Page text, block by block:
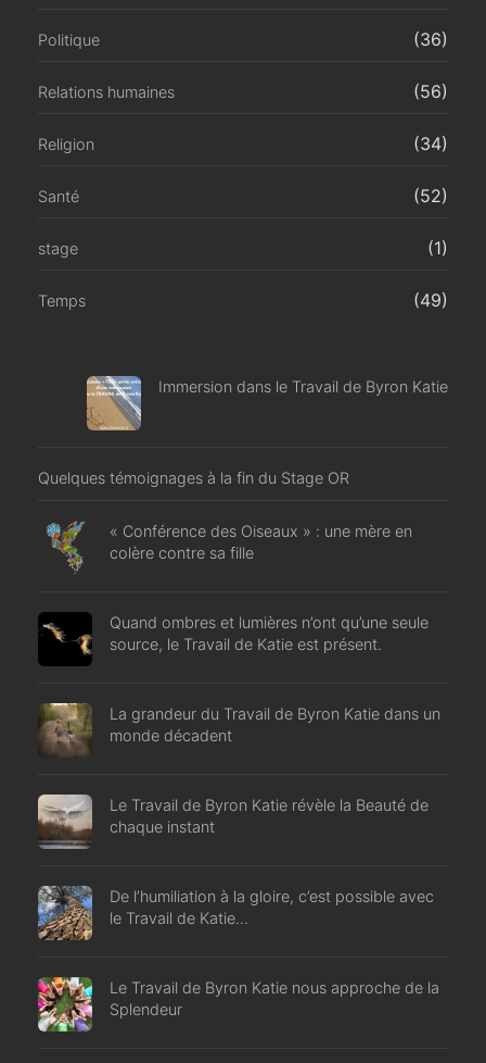
Politique (36)
Relations humaines (56)
Religion (34)
Santé (52)
stage (1)
Temps (49)
Immersion dans le Travail de Byron Katie
Quelques témoignages à la fin du Stage OR
« Conférence des Oiseaux » : une mère en
colère contre sa fille
Quand ombres et lumières n’ont qu’une seule
source, le Travail de Katie est présent.
La grandeur du Travail de Byron Katie dans un
monde décadent
Le Travail de Byron Katie révèle la Beauté de
chaque instant
De l’humiliation à la gloire, c’est possible avec
le Travail de Katie…
Le Travail de Byron Katie nous approche de la
Splendeur